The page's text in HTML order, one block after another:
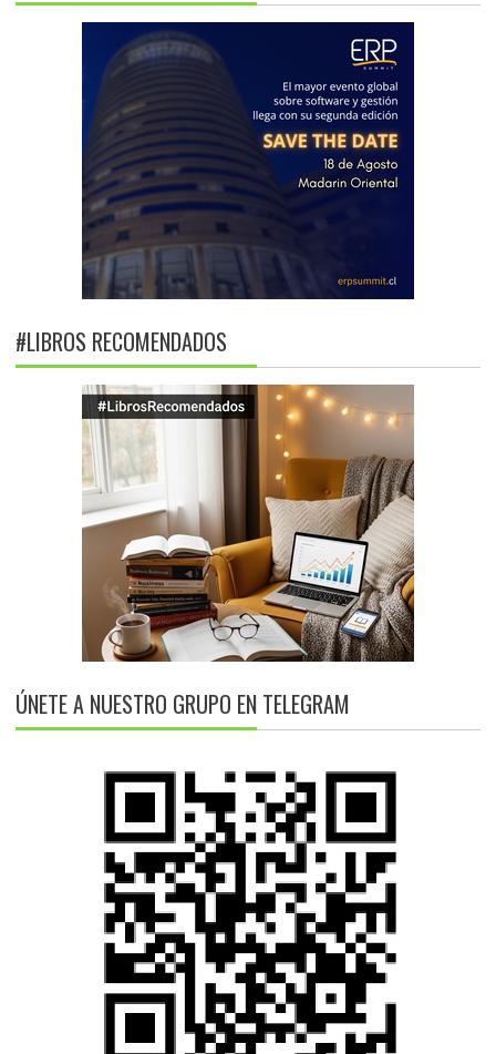
#LIBROS RECOMENDADOS
ÚNETE A NUESTRO GRUPO EN TELEGRAM